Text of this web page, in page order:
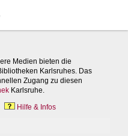
Medien bieten die
Karlsruhes. Das
Zugang zu diesen
Karlsruhe.
Hilfe & Infos